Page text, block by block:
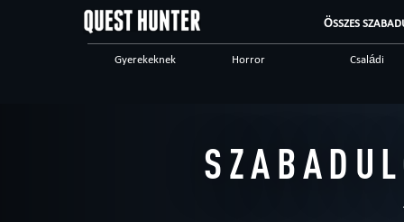
ÖSSZES
Gyerekeknek Horror Családi
Romantic Kalandos